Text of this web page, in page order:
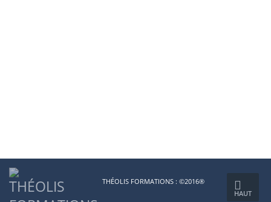
HAUT
THÉOLIS FORMATIONS : ©2016®